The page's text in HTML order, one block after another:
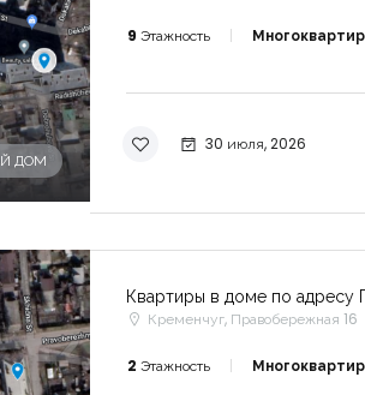
ДОМ
9 Этажность
30 июля, 2026
Квартиры в доме по адресу
Кременчуг, Правобережная 16
2 Этажность